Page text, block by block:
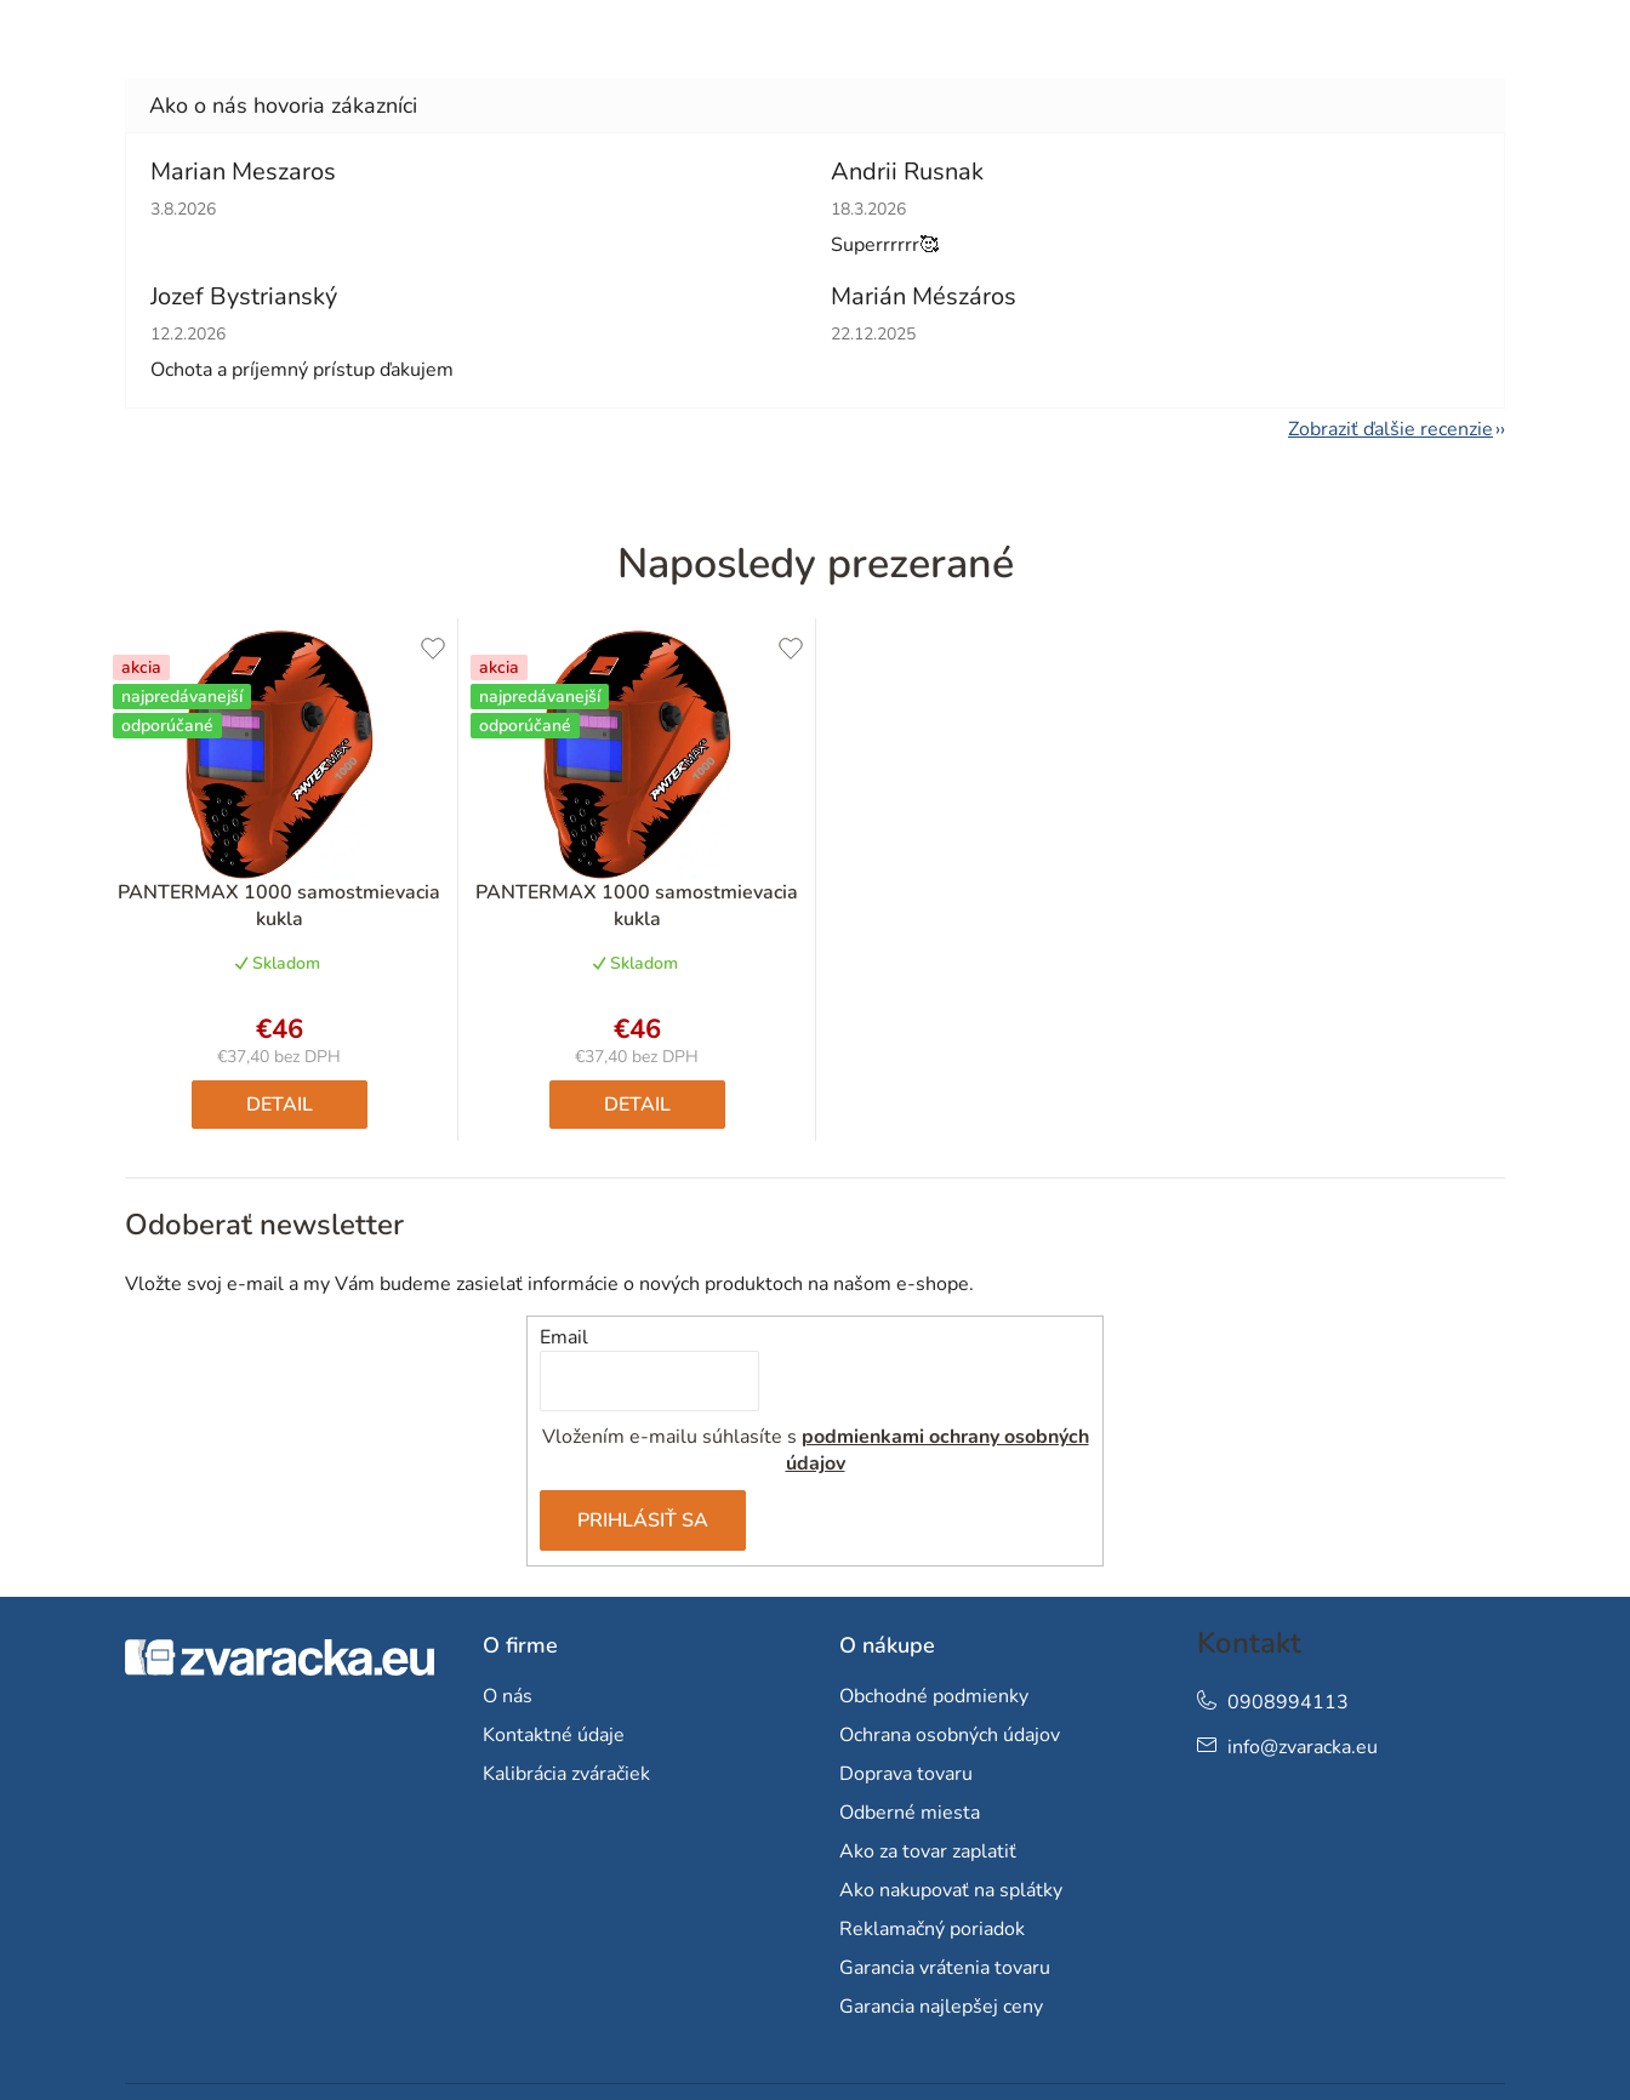
Marian Meszaros
Hodnotenie obchodu je 5 z 5 hviezdičiek.
3.8.2026
Andrii Rusnak
Hodnotenie obchodu je 5 z 5 hviezdičiek.
18.3.2026
Superrrrrr🥰
Jozef Bystrianský
Hodnotenie obchodu je 5 z 5 hviezdičiek.
12.2.2026
Ochota a príjemný prístup ďakujem
Marián Mészáros
Hodnotenie obchodu je 5 z 5 hviezdičiek.
22.12.2025
Zobraziť ďalšie recenzie
Naposledy prezerané
akcia
najpredávanejší
odporúčané
PANTERMAX 1000 samostmievacia
kukla
Skladom
€46
€37,40 bez DPH
Jednotková
cena:
DETAIL
akcia
najpredávanejší
odporúčané
PANTERMAX 1000 samostmievacia
kukla
Skladom
€46
€37,40 bez DPH
Jednotková
cena:
DETAIL
Odoberať newsletter
Vložte svoj e-mail a my Vám budeme zasielať informácie o nových produktoch na našom e-shope.
Email
Vložením e-mailu súhlasíte s podmienkami ochrany osobných
údajov
PRIHLÁSIŤ SA
O firme
O nás
Kontaktné údaje
Kalibrácia zváračiek
O nákupe
Obchodné podmienky
Ochrana osobných údajov
Doprava tovaru
Odberné miesta
Ako za tovar zaplatiť
Ako nakupovať na splátky
Reklamačný poriadok
Garancia vrátenia tovaru
Garancia najlepšej ceny
Kontakt
info@zvaracka.eu
0908994113